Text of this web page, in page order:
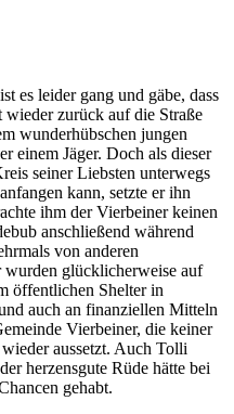
es leider gang und gäbe, dass
zurück auf die Straße
wunderhübschen jungen
einem Jäger. Doch als dieser
seiner Liebsten unterwegs
kann, setzte er ihn
ihm der Vierbeiner keinen
anschließend während
von anderen
wurden glücklicherweise auf
öffentlichen Shelter in
auch an finanziellen Mitteln
Vierbeiner, die keiner
aussetzt. Auch Tolli
herzensgute Rüde hätte bei
gehabt.